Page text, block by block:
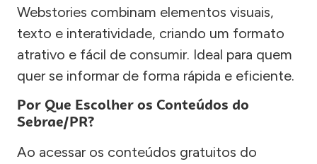
Webstories combinam elementos visuais,
texto e interatividade, criando um formato
atrativo e fácil de consumir. Ideal para quem
quer se informar de forma rápida e eficiente.
Por Que Escolher os Conteúdos do
Sebrae/PR?
Ao acessar os conteúdos gratuitos do